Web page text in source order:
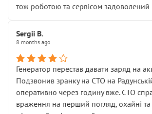
тож роботою та сервісом задоволений
Sergii B.
8 months ago
Генератор перестав давати заряд на
Подзвонив зранку на СТО на
оперативно через годину вже. СТО
враження на перший погляд, охайні та